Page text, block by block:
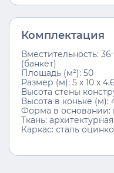
Комплектация
Вместительность:
(банкет)
Площадь (м²): 50
Размер (м): 5 х 10 х 4,6
Высота стены
Высота в коньке (м):
Форма в основании:
Ткань:
Каркас: сталь